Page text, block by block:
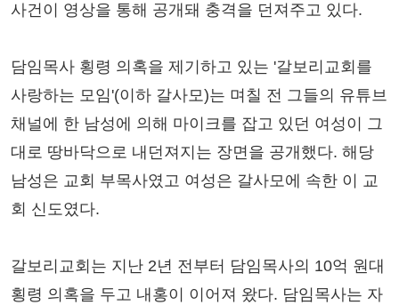
사건이 영상을 통해 공개돼 충격을 던져주고 있다.
담임목사 횡령 의혹을 제기하고 있는 '갈보리교회를
사랑하는 모임'(이하 갈사모)는 며칠 전 그들의 유튜브
채널에 한 남성에 의해 마이크를 잡고 있던 여성이 그
대로 땅바닥으로 내던져지는 장면을 공개했다. 해당
남성은 교회 부목사였고 여성은 갈사모에 속한 이 교
회 신도였다.
갈보리교회는 지난 2년 전부터 담임목사의 10억 원대
횡령 의혹을 두고 내홍이 이어져 왔다. 담임목사는 자